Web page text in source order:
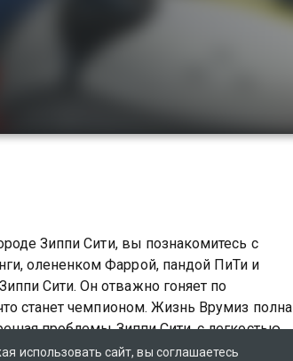
Зиппи Сити, вы познакомитесь с
олененком Фаррой, пандой ПиТи и
Сити. Он отважно гоняет по
станет чемпионом. Жизнь Врумиз полна
проблемы Зиппи Сити, с легкостью
изобретательность. Режиссер:
использовать сайт, вы соглашаетесь